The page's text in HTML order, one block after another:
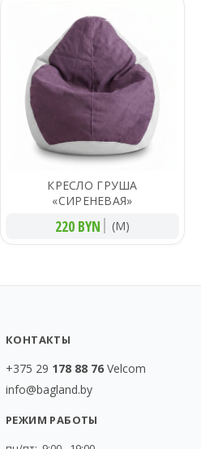
КРЕСЛО ГРУША
«СИРЕНЕВАЯ»
220 BYN (M)
КОНТАКТЫ
+375 29 178 88 76 Velcom
info@bagland.by
РЕЖИМ РАБОТЫ